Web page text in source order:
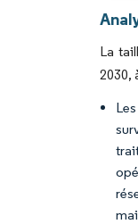
La
2030,